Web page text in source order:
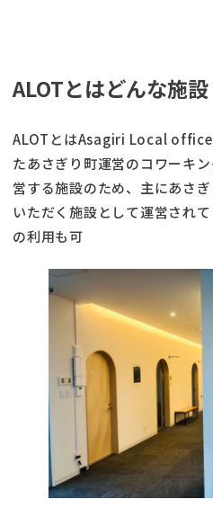
ALOTとはどんな施設
ALOTとはAsagiri Local
たあさぎり町運営のコワーキ
営する施設のため、主にあさ
いただく施設として運営され
の利用も可